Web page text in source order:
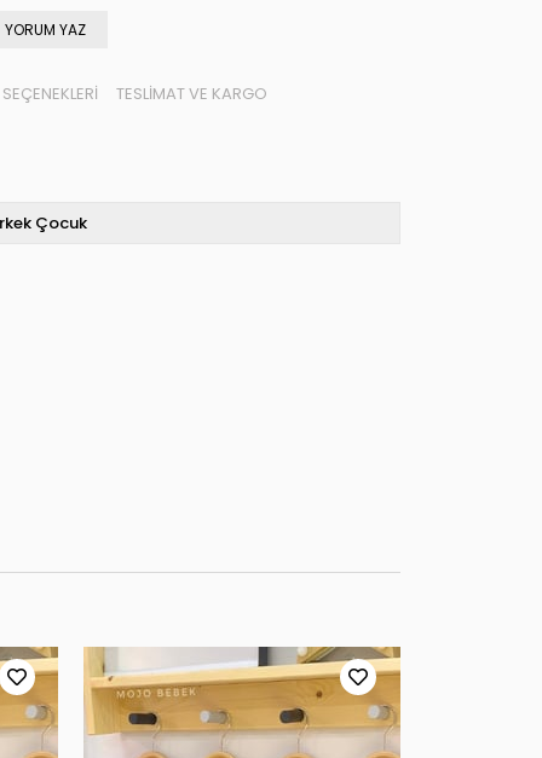
YORUM YAZ
TESLIMAT VE KARGO
Çocuk